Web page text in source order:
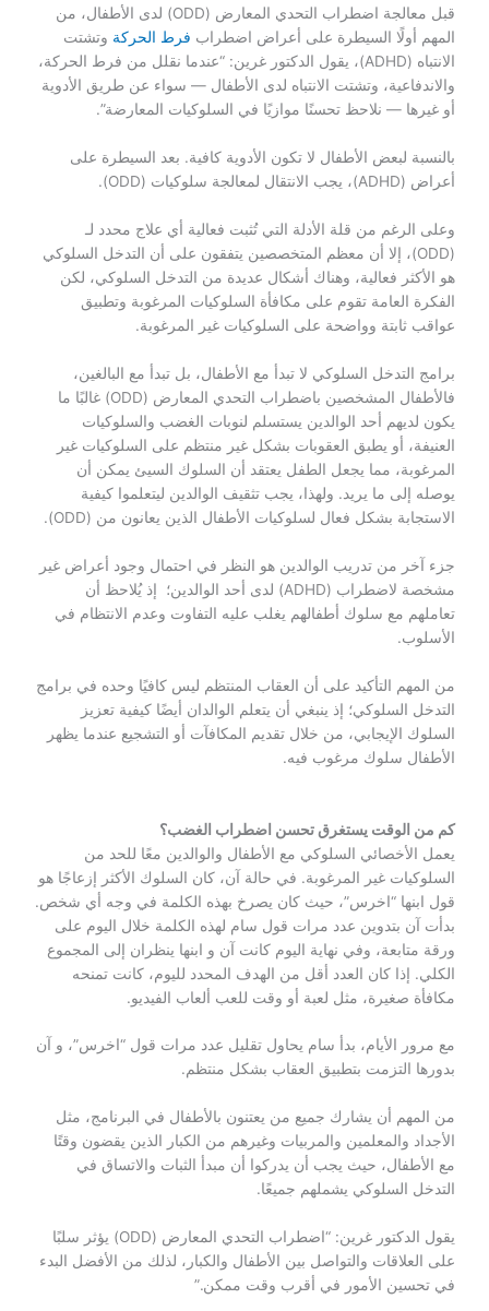
قبل معالجة اضطراب التحدي المعارض (ODD) لدى الأطفال، من
المهم أولًا السيطرة على أعراض اضطراب فرط الحركة وتشتت
الانتباه (ADHD)، يقول الدكتور غرين: “عندما نقلل من فرط الحركة،
والاندفاعية، وتشتت الانتباه لدى الأطفال — سواء عن طريق الأدوية
أو غيرها — نلاحظ تحسنًا موازيًا في السلوكيات المعارضة”.
بالنسبة لبعض الأطفال لا تكون الأدوية كافية. بعد السيطرة على
أعراض (ADHD)، يجب الانتقال لمعالجة سلوكيات (ODD).
وعلى الرغم من قلة الأدلة التي تُثبت فعالية أي علاج محدد لـ
(ODD)، إلا أن معظم المتخصصين يتفقون على أن التدخل السلوكي
هو الأكثر فعالية، وهناك أشكال عديدة من التدخل السلوكي، لكن
الفكرة العامة تقوم على مكافأة السلوكيات المرغوبة وتطبيق
عواقب ثابتة وواضحة على السلوكيات غير المرغوبة.
برامج التدخل السلوكي لا تبدأ مع الأطفال، بل تبدأ مع البالغين،
فالأطفال المشخصين باضطراب التحدي المعارض (ODD) غالبًا ما
يكون لديهم أحد الوالدين يستسلم لنوبات الغضب والسلوكيات
العنيفة، أو يطبق العقوبات بشكل غير منتظم على السلوكيات غير
المرغوبة، مما يجعل الطفل يعتقد أن السلوك السيئ يمكن أن
يوصله إلى ما يريد. ولهذا، يجب تثقيف الوالدين ليتعلموا كيفية
الاستجابة بشكل فعال لسلوكيات الأطفال الذين يعانون من (ODD).
جزء آخر من تدريب الوالدين هو النظر في احتمال وجود أعراض غير
مشخصة لاضطراب (ADHD) لدى أحد الوالدين؛ إذ يُلاحظ أن
تعاملهم مع سلوك أطفالهم يغلب عليه التفاوت وعدم الانتظام في
الأسلوب.
من المهم التأكيد على أن العقاب المنتظم ليس كافيًا وحده في برامج
التدخل السلوكي؛ إذ ينبغي أن يتعلم الوالدان أيضًا كيفية تعزيز
السلوك الإيجابي، من خلال تقديم المكافآت أو التشجيع عندما يظهر
الأطفال سلوك مرغوب فيه.
كم من الوقت يستغرق تحسن اضطراب الغضب؟
يعمل الأخصائي السلوكي مع الأطفال والوالدين معًا للحد من
السلوكيات غير المرغوبة. في حالة آن، كان السلوك الأكثر إزعاجًا هو
قول ابنها “اخرس”، حيث كان يصرخ بهذه الكلمة في وجه أي شخص.
بدأت آن بتدوين عدد مرات قول سام لهذه الكلمة خلال اليوم على
ورقة متابعة، وفي نهاية اليوم كانت آن و ابنها ينظران إلى المجموع
الكلي. إذا كان العدد أقل من الهدف المحدد لليوم، كانت تمنحه
مكافأة صغيرة، مثل لعبة أو وقت للعب ألعاب الفيديو.
مع مرور الأيام، بدأ سام يحاول تقليل عدد مرات قول “اخرس”، و آن
بدورها التزمت بتطبيق العقاب بشكل منتظم.
من المهم أن يشارك جميع من يعتنون بالأطفال في البرنامج، مثل
الأجداد والمعلمين والمربيات وغيرهم من الكبار الذين يقضون وقتًا
مع الأطفال، حيث يجب أن يدركوا أن مبدأ الثبات والاتساق في
التدخل السلوكي يشملهم جميعًا.
يقول الدكتور غرين: “اضطراب التحدي المعارض (ODD) يؤثر سلبًا
على العلاقات والتواصل بين الأطفال والكبار، لذلك من الأفضل البدء
في تحسين الأمور في أقرب وقت ممكن.”